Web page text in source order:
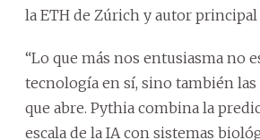
la ETH de Zúrich y autor
“Lo que más nos entusiasma no
tecnología en sí, sino también
que abre. Pythia combina la
escala de la IA con sistemas